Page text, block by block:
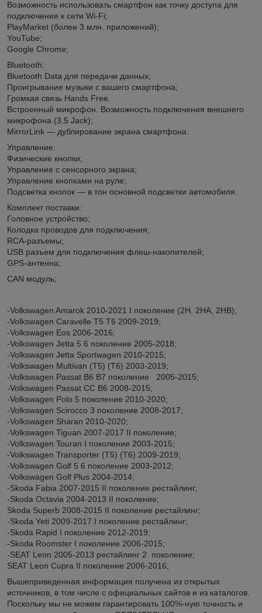
Возможность использовать смартфон как точку доступа для
подключения к сети Wi-Fi;
PlayMarket (более 3 млн. приложений);
YouTube;
Google Chrome;
Bluetooth:
Bluetooth Data для передачи данных;
Проигрывание музыки с вашего смартфона;
Громкая связь Hands Free.
Встроенный микрофон. Возможность подключения внешнего
микрофона (3.5 Jack);
MirrorLink — дублирование экрана смартфона.
Управление:
Физические кнопки;
Управление с сенсорного экрана;
Управление кнопками на руле;
Подсветка кнопок — в тон основной подсветки автомобиля.
Комплект поставки:
Головное устройство;
Колодка проводов для подключения;
RCA-разъемы;
USB разъем для подключения флеш-накопителей;
GPS-антенна;
CAN модуль;
-Volkswagen Amarok 2010-2021 I поколение (2H, 2HA, 2HB);
-Volkswagen Caravelle T5 T6 2009-2019;
-Volkswagen Eos 2006-2016;
-Volkswagen Jetta 5 6 поколение 2005-2018;
-Volkswagen Jetta Sportwagen 2010-2015;
-Volkswagen Multivan (T5) (T6) 2003-2019;
-Volkswagen Passat B6 B7 поколение 2005-2015;
-Volkswagen Passat CC B6 2008-2015;
-Volkswagen Polo 5 поколение 2010-2020;
-Volkswagen Scirocco 3 поколение 2008-2017;
-Volkswagen Sharan 2010-2020;
-Volkswagen Tiguan 2007-2017 II поколение;
-Volkswagen Touran I поколение 2003-2015;
-Volkswagen Transporter (T5) (T6) 2009-2019;
-Volkswagen Golf 5 6 поколение 2003-2012;
-Volkswagen Golf Plus 2004-2014;
-Skoda Fabia 2007-2015 II поколение рестайлинг​;
-Skoda Octavia 2004-2013 II поколение;
Skoda Superb 2008-2015 II поколение рестайлинг;
-Skoda Yeti 2009-2017 I поколение рестайлинг;
-Skoda Rapid I поколение 2012-2019;
-Skoda Roomster I поколение 2006-2015;
-SEAT Leon 2005-2013 рестайлинг 2 поколение;
SEAT Leon Cupra II поколение 2006-2016;
Вышеприведенная информация получена из открытых
источников, в том числе с официальных сайтов и из каталогов.
Поскольку мы не можем гарантировать 100%-ную точность и